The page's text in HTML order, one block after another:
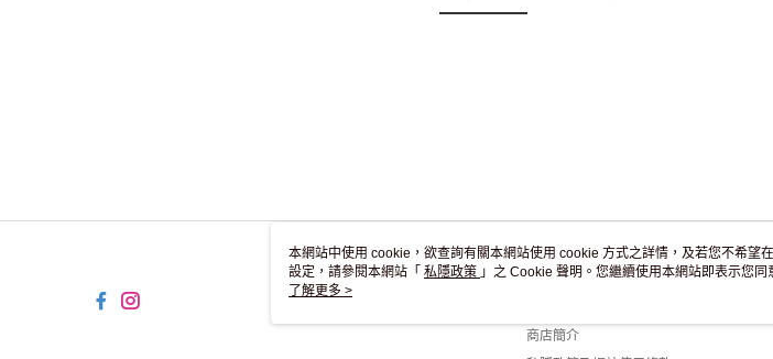
關於我們
商店簡介
本網站中使用 cookie，欲查詢有關本網站使用 cookie 方式之詳情，及若您不希望
設定，請參閱本網站「 私隱政策 」之 Cookie 聲明。您繼續使用本網站即表示您
用 cookie。
了解更多 >